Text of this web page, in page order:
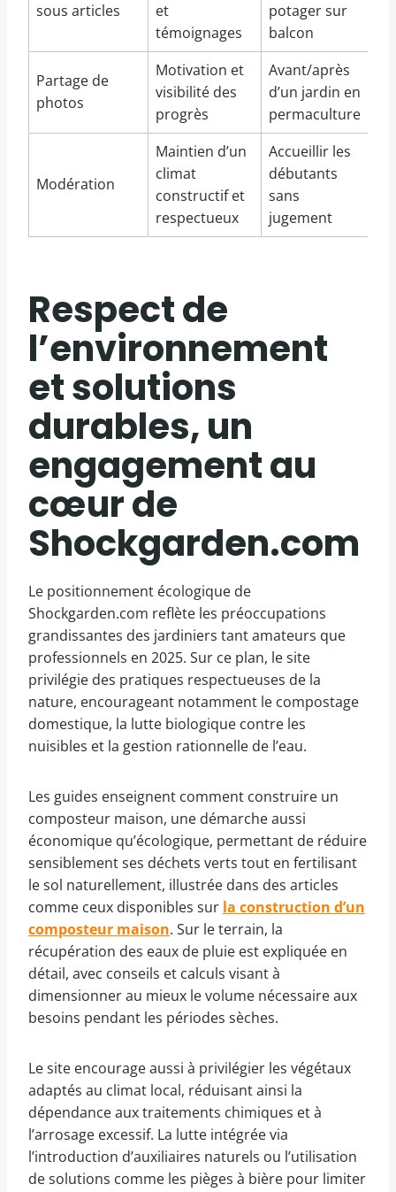
sous articles
et
témoignages
potager sur
balcon
Partage de
photos
Motivation et
visibilité des
progrès
Avant/après
d’un jardin en
permaculture
Modération
Maintien d’un
climat
constructif et
respectueux
Accueillir les
débutants
sans
jugement
Respect de
l’environnement
et solutions
durables, un
engagement au
cœur de
Shockgarden.com
Le positionnement écologique de
Shockgarden.com reflète les préoccupations
grandissantes des jardiniers tant amateurs que
professionnels en 2025. Sur ce plan, le site
privilégie des pratiques respectueuses de la
nature, encourageant notamment le compostage
domestique, la lutte biologique contre les
nuisibles et la gestion rationnelle de l’eau.
Les guides enseignent comment construire un
composteur maison, une démarche aussi
économique qu’écologique, permettant de réduire
sensiblement ses déchets verts tout en fertilisant
le sol naturellement, illustrée dans des articles
comme ceux disponibles sur la construction d’un
composteur maison. Sur le terrain, la
récupération des eaux de pluie est expliquée en
détail, avec conseils et calculs visant à
dimensionner au mieux le volume nécessaire aux
besoins pendant les périodes sèches.
Le site encourage aussi à privilégier les végétaux
adaptés au climat local, réduisant ainsi la
dépendance aux traitements chimiques et à
l’arrosage excessif. La lutte intégrée via
l’introduction d’auxiliaires naturels ou l’utilisation
de solutions comme les pièges à bière pour limiter